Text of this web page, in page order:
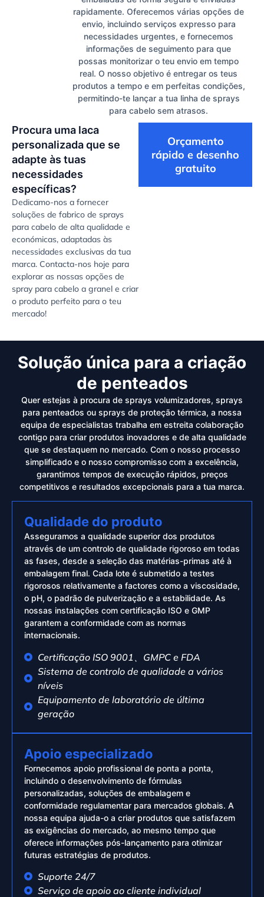
rapidamente. Oferecemos várias opções de
envio, incluindo serviços expresso para
necessidades urgentes, e fornecemos
informações de seguimento para que
possas monitorizar o teu envio em tempo
real. O nosso objetivo é entregar os teus
produtos a tempo e em perfeitas condições,
permitindo-te lançar a tua linha de sprays
para cabelo sem atrasos.
Procura uma laca
personalizada que se
adapte às tuas
necessidades
específicas?
Dedicamo-nos a fornecer
soluções de fabrico de sprays
para cabelo de alta qualidade e
económicas, adaptadas às
necessidades exclusivas da tua
marca. Contacta-nos hoje para
explorar as nossas opções de
spray para cabelo a granel e criar
o produto perfeito para o teu
mercado!
Orçamento
rápido e desenho
gratuito
Solução única para a criação
de penteados
Quer estejas à procura de sprays volumizadores, sprays
para penteados ou sprays de proteção térmica, a nossa
equipa de especialistas trabalha em estreita colaboração
contigo para criar produtos inovadores e de alta qualidade
que se destaquem no mercado. Com o nosso processo
simplificado e o nosso compromisso com a excelência,
garantimos tempos de execução rápidos, preços
competitivos e resultados excepcionais para a tua marca.
Qualidade do produto
Asseguramos a qualidade superior dos produtos
através de um controlo de qualidade rigoroso em todas
as fases, desde a seleção das matérias-primas até à
embalagem final. Cada lote é submetido a testes
rigorosos relativamente a factores como a viscosidade,
o pH, o padrão de pulverização e a estabilidade. As
nossas instalações com certificação ISO e GMP
garantem a conformidade com as normas
internacionais.
Certificação ISO 9001、GMPC e FDA
Sistema de controlo de qualidade a vários
níveis
Equipamento de laboratório de última
geração
Apoio especializado
Fornecemos apoio profissional de ponta a ponta,
incluindo o desenvolvimento de fórmulas
personalizadas, soluções de embalagem e
conformidade regulamentar para mercados globais. A
nossa equipa ajuda-o a criar produtos que satisfazem
as exigências do mercado, ao mesmo tempo que
oferece informações pós-lançamento para otimizar
futuras estratégias de produtos.
Suporte 24/7
Serviço de apoio ao cliente individual